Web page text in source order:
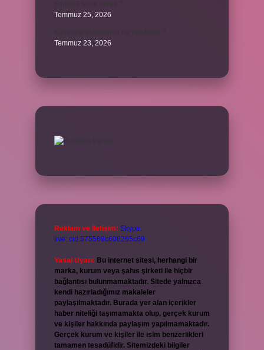
Temmuz 25, 2026
Temmuz 23, 2026
Reklam ve İletişim: Skype:
live:.cid.575569c608265c69
Yasal Uyarı: Bu internet sitesi, herhangi bir
marka, kurum veya şahıs şirketi ile hiçbir
bağlantısı bulunmamaktadır. Sitede yalnızca
kendi hazırladığımız makaleler
paylaşılmaktadır. Burada yer alan içerikler
haber niteliği taşımamakta olup, gerçek kurum
ve kişiler hakkında paylaşım yapılmamaktadır.
Gerçek kurum ve kişiler ile isim benzerlikleri
tamamen tesadüfidir. Sitemizdeki bilgiler